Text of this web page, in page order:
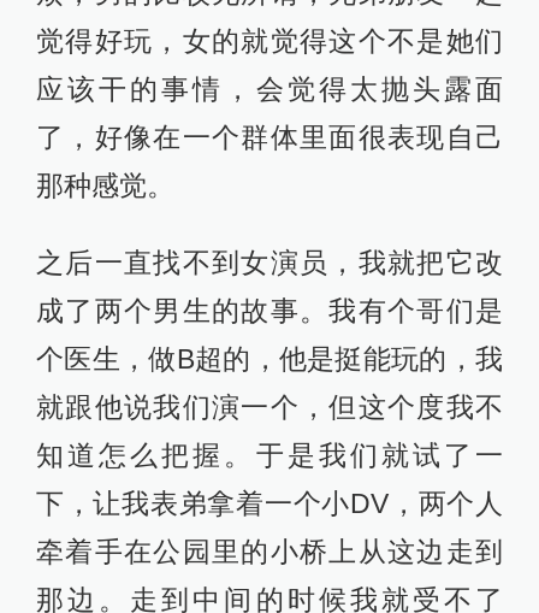
牵着手在公园里的小桥上从这边走到
那边。走到中间的时候我就受不了
了，直男嘛，但他无所谓。
后来我通过走桥的经验来掌握这个
是闺蜜，而男孩子牵手逛街就不对
劲？这个度到底在哪？这个度是一个
不稳定的状态。
我后来对两个男的这种状态挺感兴趣
的，拍了一个短片叫《阳春之春》。
这个片子实际上现在看不是很成熟，
但是人物情感的状态我很喜欢，可能